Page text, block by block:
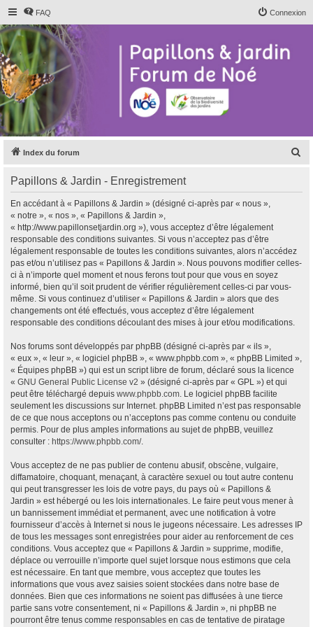
FAQ Connexion
Index du forum
Papillons & Jardin - Enregistrement
En accédant à « Papillons & Jardin » (désigné ci-après par « nous »,
« notre », « nos », « Papillons & Jardin »,
« http://www.papillonsetjardin.org »), vous acceptez d’être légalement
responsable des conditions suivantes. Si vous n’acceptez pas d’être
légalement responsable de toutes les conditions suivantes, alors n’accédez
pas et/ou n’utilisez pas « Papillons & Jardin ». Nous pouvons modifier celles-
ci à n’importe quel moment et nous ferons tout pour que vous en soyez
informé, bien qu’il soit prudent de vérifier régulièrement celles-ci par vous-
même. Si vous continuez d’utiliser « Papillons & Jardin » alors que des
changements ont été effectués, vous acceptez d’être légalement
responsable des conditions découlant des mises à jour et/ou modifications.
Nos forums sont développés par phpBB (désigné ci-après par « ils »,
« eux », « leur », « logiciel phpBB », « www.phpbb.com », « phpBB Limited »,
« Équipes phpBB ») qui est un script libre de forum, déclaré sous la licence
« GNU General Public License v2 » (désigné ci-après par « GPL ») et qui
peut être téléchargé depuis www.phpbb.com. Le logiciel phpBB facilite
seulement les discussions sur Internet. phpBB Limited n’est pas responsable
de ce que nous acceptons ou n’acceptons pas comme contenu ou conduite
permis. Pour de plus amples informations au sujet de phpBB, veuillez
consulter : https://www.phpbb.com/.
Vous acceptez de ne pas publier de contenu abusif, obscène, vulgaire,
diffamatoire, choquant, menaçant, à caractère sexuel ou tout autre contenu
qui peut transgresser les lois de votre pays, du pays où « Papillons &
Jardin » est hébergé ou les lois internationales. Le faire peut vous mener à
un bannissement immédiat et permanent, avec une notification à votre
fournisseur d’accès à Internet si nous le jugeons nécessaire. Les adresses IP
de tous les messages sont enregistrées pour aider au renforcement de ces
conditions. Vous acceptez que « Papillons & Jardin » supprime, modifie,
déplace ou verrouille n’importe quel sujet lorsque nous estimons que cela
est nécessaire. En tant que membre, vous acceptez que toutes les
informations que vous avez saisies soient stockées dans notre base de
données. Bien que ces informations ne soient pas diffusées à une tierce
partie sans votre consentement, ni « Papillons & Jardin », ni phpBB ne
pourront être tenus comme responsables en cas de tentative de piratage